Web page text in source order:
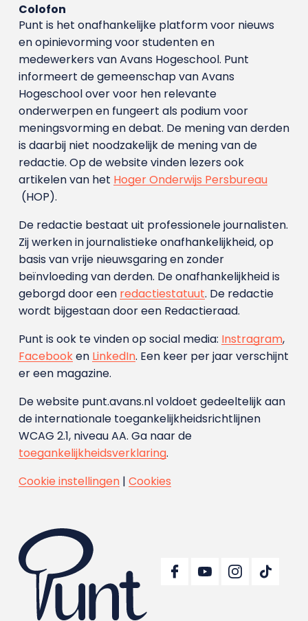
Colofon
Punt is het onafhankelijke platform voor nieuws
en opinievorming voor studenten en
medewerkers van Avans Hoge­school. Punt
informeert de gemeenschap van Avans
Hogeschool over voor hen relevante
onderwerpen en fungeert als podium voor
meningsvorming en debat. De mening van derden
is daarbij niet noodzakelijk de mening van de
redactie. Op de website vinden lezers ook
artikelen van het Hoger Onderwijs Persbureau
(HOP).
De redactie bestaat uit professionele journalisten.
Zij werken in journalistieke onafhankelijkheid, op
basis van vrije nieuwsgaring en zonder
beïnvloeding van derden. De onafhankelijkheid is
geborgd door een redactiestatuut. De redactie
wordt bijgestaan door een Redactieraad.
Punt is ook te vinden op social media: Instragram,
Facebooken LinkedIn. Een keer per jaar verschijnt
er een magazine.
De website punt.avans.nl voldoet gedeeltelijk aan
de internationale toegankelijkheidsrichtlijnen
WCAG 2.1, niveau AA. Ga naar de
toegankelijkheidsverklaring.
Cookie instellingen| Cookies